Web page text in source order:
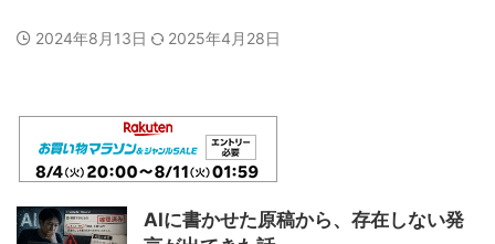
2024年8月13日 2025年4月28日
AIに書かせた原稿から、存在しない発